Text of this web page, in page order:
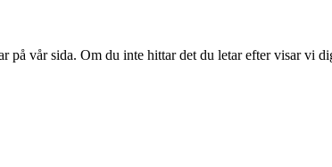
på vår sida. Om du inte hittar det du letar efter visar vi